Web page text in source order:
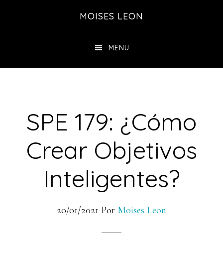
MOISES LEON
MENU
SPE 179: ¿Cómo
Crear Objetivos
Inteligentes?
20/01/2021 Por Moises Leon